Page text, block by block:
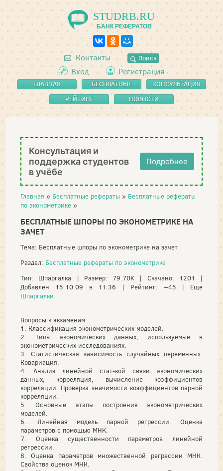
STUDRB.RU
БАНК РЕФЕРАТОВ
Контакты Поиск
Вход Регистрация
ГЛАВНАЯ
БЕСПЛАТНЫЕ
РЕФЕРАТЫ
КОНСУЛЬТАЦИЯ
РЕЙТИНГ
НОВОСТИ
Консультация и
поддержка студентов
в учёбе
Подробнее
Главная » Бесплатные рефераты » Бесплатные рефераты
по эконометрике »
БЕСПЛАТНЫЕ ШПОРЫ ПО ЭКОНОМЕТРИКЕ НА
ЗАЧЕТ
Тема: Бесплатные шпоры по эконометрике на зачет
Раздел: Бесплатные рефераты по эконометрике
Тип: Шпаргалка | Размер: 79.70K | Скачано: 1201 |
Добавлен 15.10.09 в 11:36 | Рейтинг: +45 | Еще
Шпаргалки
Вопросы к экзаменам:
1. Классификация эконометрических моделей.
2. Типы экономических данных, используемые в
эконометрических исследованиях.
3. Статистическая зависимость случайных переменных.
Ковариация.
4. Анализ линейной стат-кой связи экономических
данных, корреляция, вычисление коэффициентов
корреляции. Проверка значимости коэффициентов парной
корреляции.
5. Основные этапы построения эконометрических
моделей.
6.. Линейная модель парной регрессии. Оценка
параметров с помощью МНК.
7. Оценка существенности параметров линейной
регрессии.
8. Оценка параметров множественной регрессии МНК.
Свойства оценок МНК.